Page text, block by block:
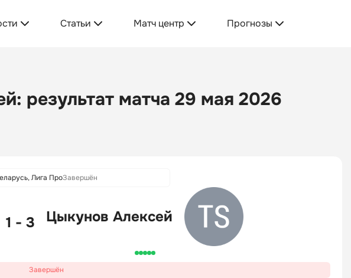
Статьи Матч центр Прогнозы
результат матча 29 мая 2026
Лига ПроЗавершён
1 - 3 Цыкунов Алексей
Завершён